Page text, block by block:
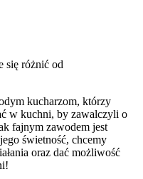
się różnić od
kucharzom, którzy
w kuchni, by zawalczyli o
fajnym zawodem jest
świetność, chcemy
oraz dać możliwość